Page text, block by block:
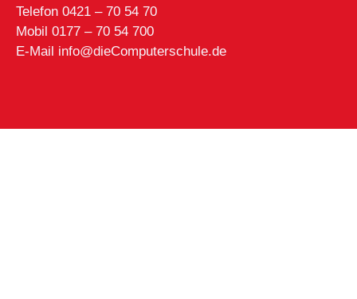
Telefon 0421 – 70 54 70
Mobil 0177 – 70 54 700
E-Mail info@dieComputerschule.de